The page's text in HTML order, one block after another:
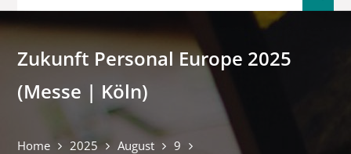
Zukunft Personal Europe 2025
(Messe | Köln)
Home 2025 August
9